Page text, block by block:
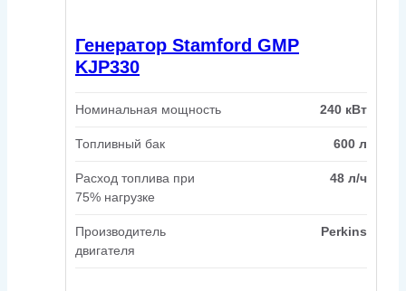
Генератор Stamford GMP
KJP330
Номинальная мощность 240 кВт
Топливный бак 600 л
Расход топлива при
75% нагрузке
48 л/ч
Производитель
двигателя
Perkins